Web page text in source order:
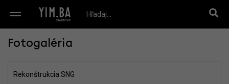
Fotogaléria